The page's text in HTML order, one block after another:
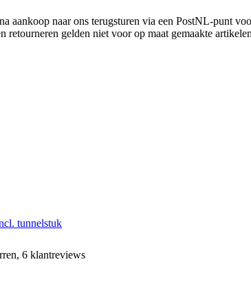
aankoop naar ons terugsturen via een PostNL-punt
retourneren gelden niet voor op maat gemaakte
tunnelstuk
6 klantreviews